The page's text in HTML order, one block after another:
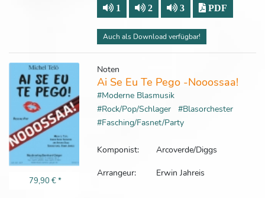
1 2 3 PDF
Auch als Download verfügbar!
79,90 €*
Noten
Ai Se Eu Te Pego -Nooossaa!
#Moderne Blasmusik
#Rock/Pop/Schlager
#Blasorchester
#Fasching/Fasnet/Party
Komponist:
Arcoverde/Diggs
Arrangeur:
Erwin Jahreis